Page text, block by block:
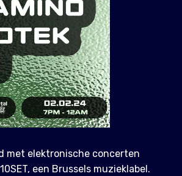
met elektronische concerten
een Brussels muzieklabel.